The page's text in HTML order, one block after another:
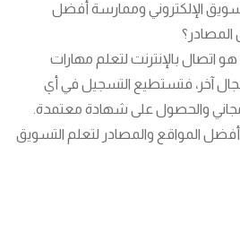
الإلكتروني وممارسة أفضل
اتصال بالإنترنت لتعلم مهارات
مجال آخر، فتستطيع التسجيل في أي
مجاني والحصول على شهادة معتمدة.
المواقع والمصادر لتعلم التسويق